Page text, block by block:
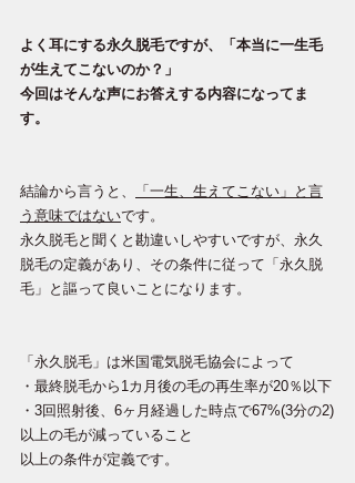
よく耳にする永久脱毛ですが、「本当に一生毛
が生えてこないのか？」
今回はそんな声にお答えする内容になってま
す。
結論から言うと、
「一生、生えてこない」と言
う意味ではないです。
永久脱毛と聞くと勘違いしやすいですが、永久
脱毛の定義があり、その条件に従って「永久脱
毛」と謳って良いことになります。
「永久脱毛」は米国電気脱毛協会によって
・最終脱毛から1カ月後の毛の再生率が20％以下
・3回照射後、6ヶ月経過した時点で67%(3分の2)
以上の毛が減っていること
以上の条件が定義です。